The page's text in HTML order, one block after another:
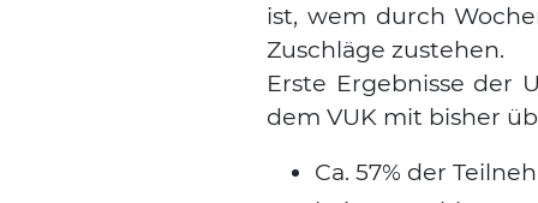
ist, wem durch
Zuschlä­ge zuste­hen.
Ers­te Ergeb­nis­se der
dem VUK mit bis­her
Ca. 57% der